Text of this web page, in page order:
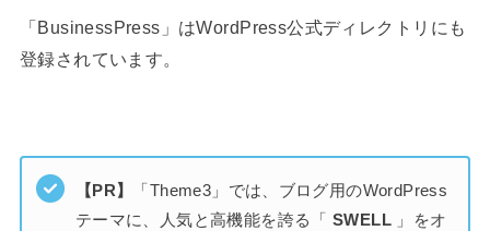
「BusinessPress」はWordPress公式ディレクトリにも
登録されています。
【PR】
「Theme3」では、ブログ用のWordPress
テーマに、人気と高機能を誇る「SWELL 」をオ